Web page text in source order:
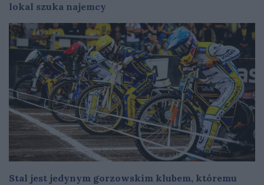
lokal szuka najemcy
Stal jest jedynym gorzowskim klubem, któremu